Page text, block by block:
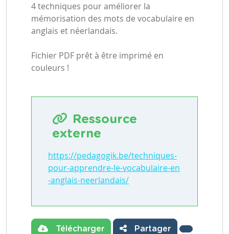
4 techniques pour améliorer la
mémorisation des mots de vocabulaire en
anglais et néerlandais.
Fichier PDF prêt à être imprimé en
couleurs !
Ressource
externe
https://pedagogik.be/techniques-
pour-apprendre-le-vocabulaire-en
-anglais-neerlandais/
Télécharger Partager